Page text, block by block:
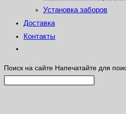
Установка заборов
Доставка
Контакты
Поиск на сайте Напечатайте для